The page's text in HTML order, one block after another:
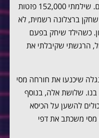
ההורמונלי והמליץ שנתחיל באותו יום. שילמתי 152,000 פזטות
שחקן ברצלונה רשמית, לא
כשהילד שיחק בפעם
הרגשתי שקיבלתי את
שיכנעו את חורחה מסי
בנו. שלושת אלה, בנוסף
להשען על הכיסא
מסי משכתב את דפי